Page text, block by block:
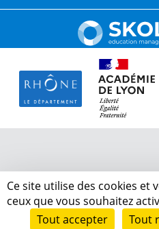
Ce site utilise des cookies et
ceux que vous souhaitez
Tout accepter
Tout